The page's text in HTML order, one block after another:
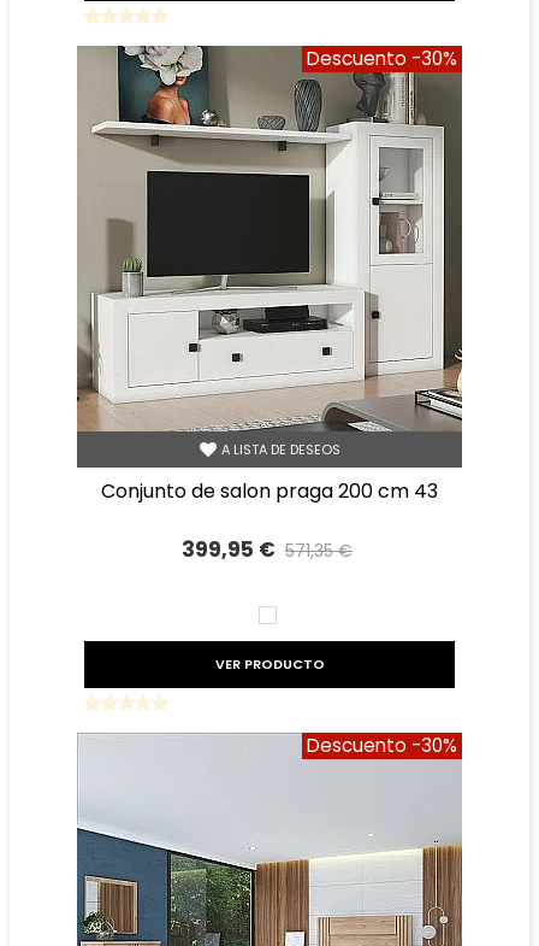
Descuento -30%
A LISTA DE DESEOS
conjunto de salon praga 200 cm 43
399,95 € 571,35 €
BLANCO
VER PRODUCTO
Descuento -30%